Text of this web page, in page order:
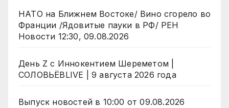
НАТО на Ближнем Востоке/ Вино сгорело во
Франции /Ядовитые пауки в РФ/ РЕН
Новости 12:30, 09.08.2026
День Z с Иннокентием Шереметом |
СОЛОВЬЁВLIVE | 9 августа 2026 года
Выпуск новостей в 10:00 от 09.08.2026